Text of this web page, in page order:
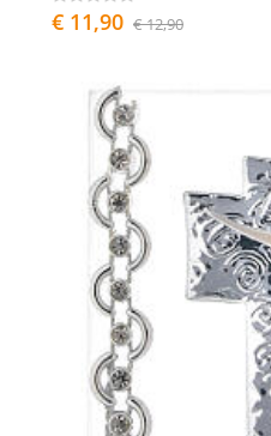
€ 11,90 € 12,90